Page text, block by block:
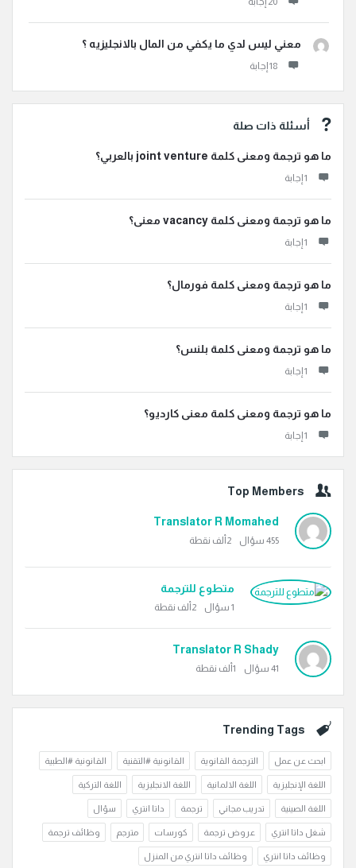
معني ليس لدي ما يكفي من المال بالانجليزيه ؟
أسئلة ذات صلة
ما هو ترجمة ومعنى كلمة joint venture بالعربي؟
‫1 إجابة
ما هو ترجمة ومعنى كلمة vacancy معنى؟
‫1 إجابة
ما هو ترجمة ومعنى كلمة فورمال؟
‫1 إجابة
ما هو ترجمة ومعنى كلمة بلنس؟
‫1 إجابة
ما هو ترجمة ومعنى كلمة معنى كارديو؟
‫1 إجابة
Top Members
Translator R Momahed
455 سؤال 2ألف نقطة
متطوع للترجمة
1 سؤال 2ألف نقطة
Translator R Shady
41 سؤال 1ألف نقطة
Trending Tags
ابحث عن عمل الترجمة القانوية القانونية #التقنية القانونية #الطبية
اللغة الإنجليزية اللغة الالمانية اللغة الانجليزية اللغة التركية
اللغة الصينية تدريب مجاني ترجمة داتا انتري سؤال
شغل داتا انتري عروض ترجمة كورسات مترجم وظائف ترجمة
وظائف داتا انتري وظائف داتا انتري من المنزل